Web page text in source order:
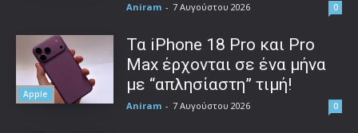
Aniram - 7 Αυγούστου 2026 0
Apple
Τα iPhone 18 Pro και Pro
Max έρχονται σε ένα μήνα
με “απλησίαστη” τιμή!
Aniram - 7 Αυγούστου 2026 0